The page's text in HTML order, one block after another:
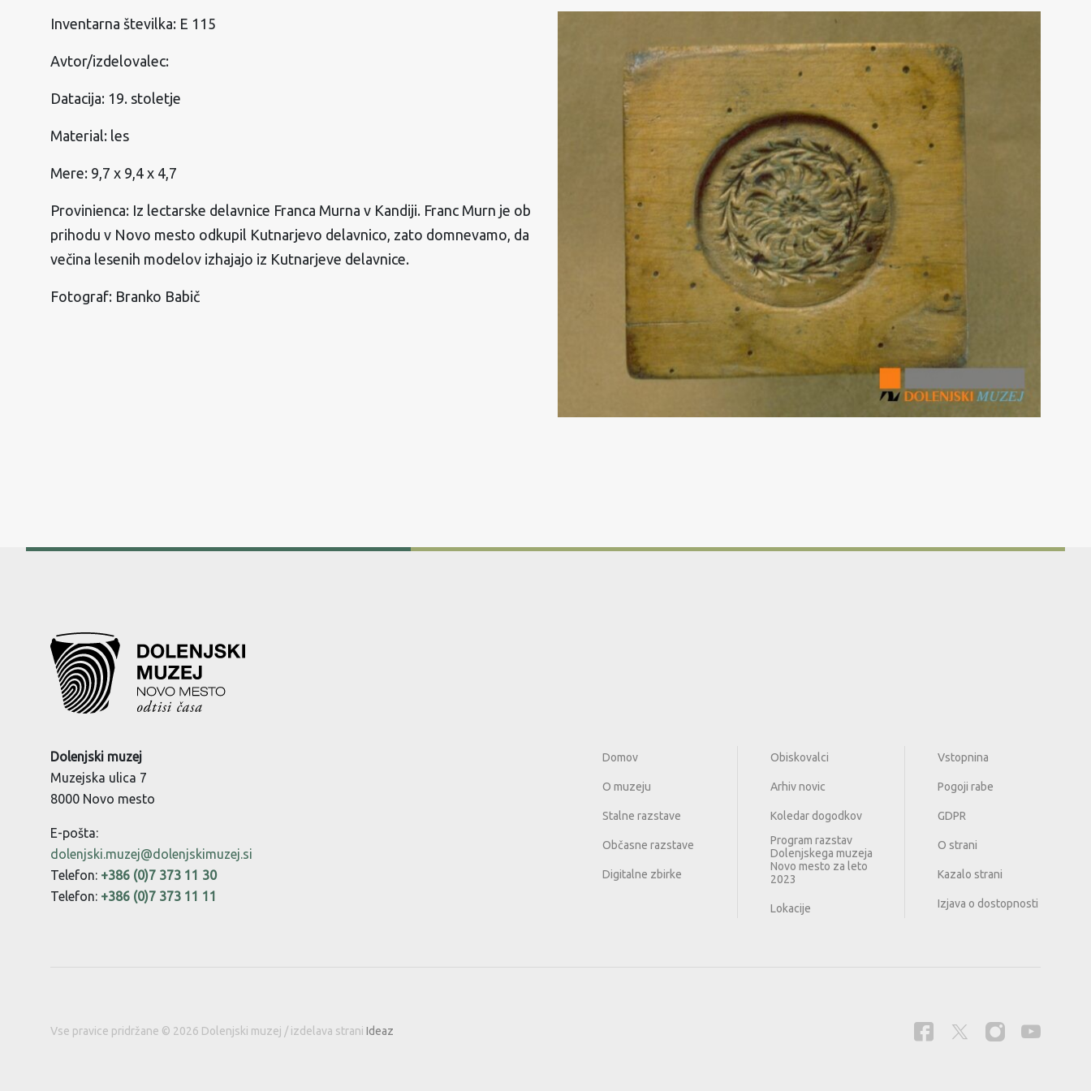
Inventarna številka: E 115
Avtor/izdelovalec:
Datacija: 19. stoletje
Material: les
Mere: 9,7 x 9,4 x 4,7
Provinienca: Iz lectarske delavnice Franca Murna v Kandiji. Franc Murn je ob
prihodu v Novo mesto odkupil Kutnarjevo delavnico, zato domnevamo, da
večina lesenih modelov izhajajo iz Kutnarjeve delavnice.
Fotograf: Branko Babič
Dolenjski muzej
Muzejska ulica 7
8000 Novo mesto
E-pošta:
dolenjski.muzej@dolenjskimuzej.si
Telefon: +386 (0)7 373 11 30
Telefon: +386 (0)7 373 11 11
Domov
O muzeju
Stalne razstave
Občasne razstave
Digitalne zbirke
Obiskovalci
Arhiv novic
Koledar dogodkov
Program razstav
Dolenjskega muzeja
Novo mesto za leto
2023
Lokacije
Vstopnina
Pogoji rabe
GDPR
O strani
Kazalo strani
Izjava o dostopnosti
Vse pravice pridržane © 2026 Dolenjski muzej / izdelava strani Ideaz